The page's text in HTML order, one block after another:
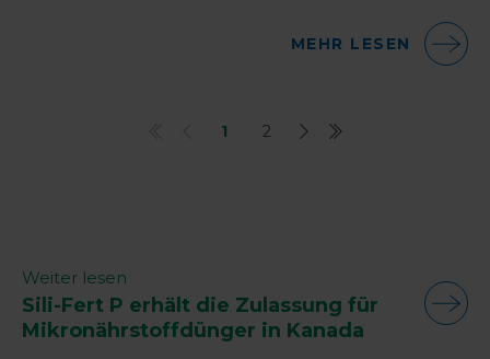
MEHR LESEN
1 2
Weiter lesen
Sili-Fert P erhält die Zulassung für
Mikronährstoffdünger in Kanada